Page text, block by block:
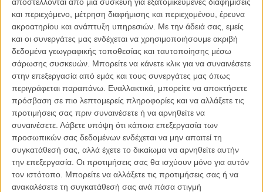
και περιεχόμενο, μέτρηση διαφήμισης και περιεχομένου, έρευνα
ακροατηρίου και ανάπτυξη υπηρεσιών. Με την άδειά σας, εμείς
και οι συνεργάτες μας ενδέχεται να χρησιμοποιήσουμε ακριβή
δεδομένα γεωγραφικής τοποθεσίας και ταυτοποίησης μέσω
σάρωσης συσκευών. Μπορείτε να κάνετε κλικ για να συναινέσετε
στην επεξεργασία από εμάς και τους συνεργάτες μας όπως
περιγράφεται παραπάνω. Εναλλακτικά, μπορείτε να αποκτήσετε
πρόσβαση σε πιο λεπτομερείς πληροφορίες και να αλλάξετε τις
προτιμήσεις σας πριν συναινέσετε ή να αρνηθείτε να
συναινέσετε. Λάβετε υπόψη ότι κάποια επεξεργασία των
προσωπικών σας δεδομένων ενδέχεται να μην απαιτεί τη
συγκατάθεσή σας, αλλά έχετε το δικαίωμα να αρνηθείτε αυτήν
την επεξεργασία. Οι προτιμήσεις σας θα ισχύουν μόνο για αυτόν
τον ιστότοπο. Μπορείτε να αλλάξετε τις προτιμήσεις σας ή να
ανακαλέσετε τη συγκατάθεσή σας ανά πάσα στιγμή
Βραβείο... τέλειας ομορφιάς: Τρέιλερ για το «The
Assassin» του Χου Χσιάο-Χσιεν
ΝΕΑ /06 ΙΟΥΛ 2015 / Λήδα Γαλανού
Η επιτυχία είναι υπερτιμημένη. Δεν σε κάνει
καλύτερο, δεν σε πάει πουθενά η επιτυχία. Είναι
απλώς ένα ωραίο, ανεβαστικό, επιφανειακό
συναίσθημα.»